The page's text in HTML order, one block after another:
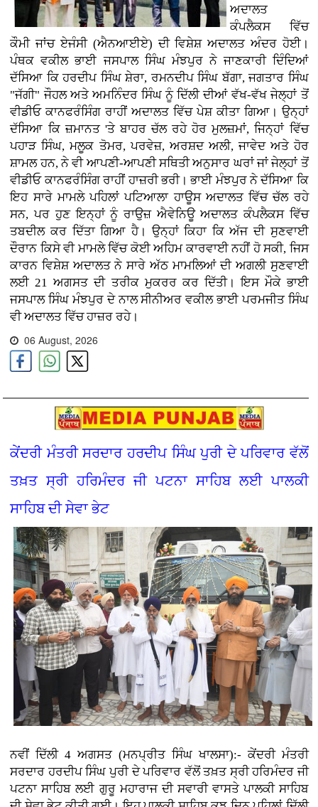
ਅਦਾਲਤ
ਕੰਪਲੈਕਸ ਵਿੱਚ
ਕੌਮੀ ਜਾਂਚ ਏਜੰਸੀ (ਐਨਆਈਏ) ਦੀ ਵਿਸ਼ੇਸ਼ ਅਦਾਲਤ ਅੰਦਰ ਹੋਈ।
ਪੰਥਕ ਵਕੀਲ ਭਾਈ ਜਸਪਾਲ ਸਿੰਘ ਮੰਝਪੁਰ ਨੇ ਜਾਣਕਾਰੀ ਦਿੰਦਿਆਂ
ਦੱਸਿਆ ਕਿ ਹਰਦੀਪ ਸਿੰਘ ਸ਼ੇਰਾ, ਰਮਨਦੀਪ ਸਿੰਘ ਬੱਗਾ, ਜਗਤਾਰ ਸਿੰਘ
"ਜੱਗੀ" ਜੌਹਲ ਅਤੇ ਅਮਨਿੰਦਰ ਸਿੰਘ ਨੂੰ ਦਿੱਲੀ ਦੀਆਂ ਵੱਖ-ਵੱਖ ਜੇਲ੍ਹਾਂ ਤੋਂ
ਵੀਡੀਓ ਕਾਨਫਰੰਸਿੰਗ ਰਾਹੀਂ ਅਦਾਲਤ ਵਿੱਚ ਪੇਸ਼ ਕੀਤਾ ਗਿਆ। ਉਨ੍ਹਾਂ
ਦੱਸਿਆ ਕਿ ਜ਼ਮਾਨਤ 'ਤੇ ਬਾਹਰ ਚੱਲ ਰਹੇ ਹੋਰ ਮੁਲਜ਼ਮਾਂ, ਜਿਨ੍ਹਾਂ ਵਿੱਚ
ਪਹਾੜ ਸਿੰਘ, ਮਲੂਕ ਤੋਮਰ, ਪਰਵੇਜ਼, ਅਰਸ਼ਦ ਅਲੀ, ਜਾਵੇਦ ਅਤੇ ਹੋਰ
ਸ਼ਾਮਲ ਹਨ, ਨੇ ਵੀ ਆਪਣੀ-ਆਪਣੀ ਸਥਿਤੀ ਅਨੁਸਾਰ ਘਰਾਂ ਜਾਂ ਜੇਲ੍ਹਾਂ ਤੋਂ
ਵੀਡੀਓ ਕਾਨਫਰੰਸਿੰਗ ਰਾਹੀਂ ਹਾਜ਼ਰੀ ਭਰੀ। ਭਾਈ ਮੰਝਪੁਰ ਨੇ ਦੱਸਿਆ ਕਿ
ਇਹ ਸਾਰੇ ਮਾਮਲੇ ਪਹਿਲਾਂ ਪਟਿਆਲਾ ਹਾਊਸ ਅਦਾਲਤ ਵਿੱਚ ਚੱਲ ਰਹੇ
ਸਨ, ਪਰ ਹੁਣ ਇਨ੍ਹਾਂ ਨੂੰ ਰਾਉਜ਼ ਐਵੇਨਿਊ ਅਦਾਲਤ ਕੰਪਲੈਕਸ ਵਿੱਚ
ਤਬਦੀਲ ਕਰ ਦਿੱਤਾ ਗਿਆ ਹੈ। ਉਨ੍ਹਾਂ ਕਿਹਾ ਕਿ ਅੱਜ ਦੀ ਸੁਣਵਾਈ
ਦੌਰਾਨ ਕਿਸੇ ਵੀ ਮਾਮਲੇ ਵਿੱਚ ਕੋਈ ਅਹਿਮ ਕਾਰਵਾਈ ਨਹੀਂ ਹੋ ਸਕੀ, ਜਿਸ
ਕਾਰਨ ਵਿਸ਼ੇਸ਼ ਅਦਾਲਤ ਨੇ ਸਾਰੇ ਅੱਠ ਮਾਮਲਿਆਂ ਦੀ ਅਗਲੀ ਸੁਣਵਾਈ
ਲਈ 21 ਅਗਸਤ ਦੀ ਤਰੀਕ ਮੁਕਰਰ ਕਰ ਦਿੱਤੀ। ਇਸ ਮੌਕੇ ਭਾਈ
ਜਸਪਾਲ ਸਿੰਘ ਮੰਝਪੁਰ ਦੇ ਨਾਲ ਸੀਨੀਅਰ ਵਕੀਲ ਭਾਈ ਪਰਮਜੀਤ ਸਿੰਘ
ਵੀ ਅਦਾਲਤ ਵਿੱਚ ਹਾਜ਼ਰ ਰਹੇ।
06 August, 2026
ਕੇਂਦਰੀ ਮੰਤਰੀ ਸਰਦਾਰ ਹਰਦੀਪ ਸਿੰਘ ਪੁਰੀ ਦੇ ਪਰਿਵਾਰ ਵੱਲੋਂ
ਤਖ਼ਤ ਸ੍ਰੀ ਹਰਿਮੰਦਰ ਜੀ ਪਟਨਾ ਸਾਹਿਬ ਲਈ ਪਾਲਕੀ
ਸਾਹਿਬ ਦੀ ਸੇਵਾ ਭੇਟ
ਨਵੀਂ ਦਿੱਲੀ 4 ਅਗਸਤ (ਮਨਪ੍ਰੀਤ ਸਿੰਘ ਖਾਲਸਾ):- ਕੇਂਦਰੀ ਮੰਤਰੀ
ਸਰਦਾਰ ਹਰਦੀਪ ਸਿੰਘ ਪੁਰੀ ਦੇ ਪਰਿਵਾਰ ਵੱਲੋਂ ਤਖ਼ਤ ਸ੍ਰੀ ਹਰਿਮੰਦਰ ਜੀ
ਪਟਨਾ ਸਾਹਿਬ ਲਈ ਗੁਰੂ ਮਹਾਰਾਜ ਦੀ ਸਵਾਰੀ ਵਾਸਤੇ ਪਾਲਕੀ ਸਾਹਿਬ